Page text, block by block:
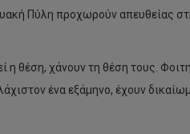
Πύλη προχωρούν απευθείας
θέση, χάνουν τη θέση τους.
ένα εξάμηνο, έχουν